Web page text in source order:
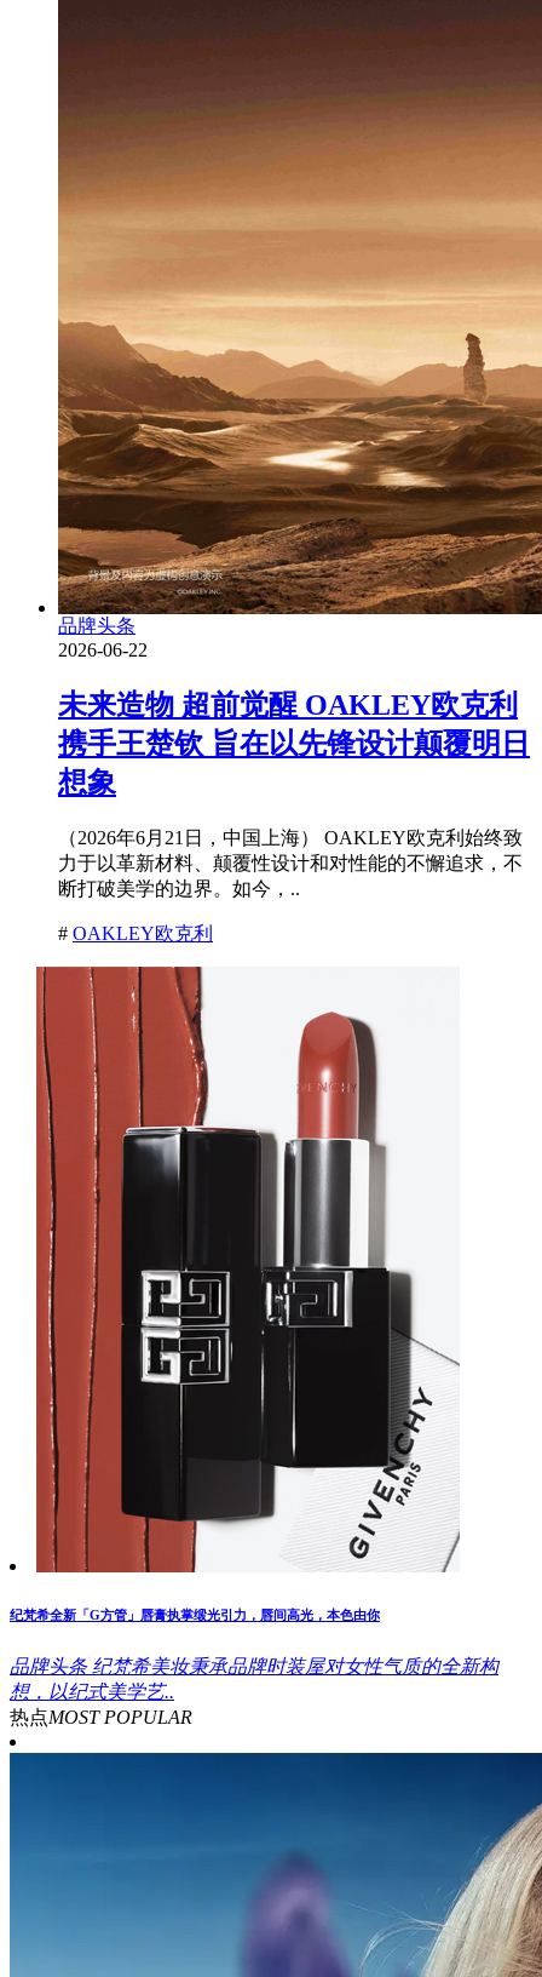
品牌头条
2026-06-22
未来造物 超前觉醒 OAKLEY欧克利
携手王楚钦 旨在以先锋设计颠覆明日
想象
（2026年6月21日，中国上海） OAKLEY欧克利始终致
力于以革新材料、颠覆性设计和对性能的不懈追求，不
断打破美学的边界。如今，..
# OAKLEY欧克利
纪梵希全新「G方管」唇膏执掌缎光引力，唇间高光，本色由你
品牌头条 纪梵希美妆秉承品牌时装屋对女性气质的全新构
想，以纪式美学艺..
热点MOST POPULAR